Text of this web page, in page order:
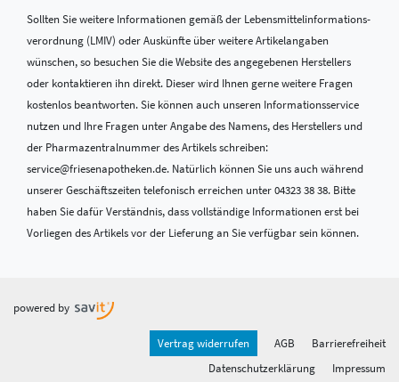
Sollten Sie weitere Informationen gemäß der Lebensmittel­informations­
verordnung (LMIV) oder Auskünfte über weitere Artikelangaben
wünschen, so besuchen Sie die Website des angegebenen Herstellers
oder kontaktieren ihn direkt. Dieser wird Ihnen gerne weitere Fragen
kostenlos beantworten. Sie können auch unseren Informationsservice
nutzen und Ihre Fragen unter Angabe des Namens, des Herstellers und
der Pharmazentralnummer des Artikels schreiben:
service@friesenapotheken.de. Natürlich können Sie uns auch während
unserer Geschäftszeiten telefonisch erreichen unter 04323 38 38. Bitte
haben Sie dafür Verständnis, dass vollständige Informationen erst bei
Vorliegen des Artikels vor der Lieferung an Sie verfügbar sein können.
powered by
Vertrag widerrufen AGB
Barrierefreiheit
Datenschutzerklärung
Impressum